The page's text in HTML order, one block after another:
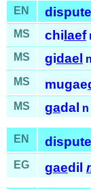
EN dispute
MS
chi laef
MS gidael n
MS mugae
MS gadal n
EN dispute
EG
gaedil